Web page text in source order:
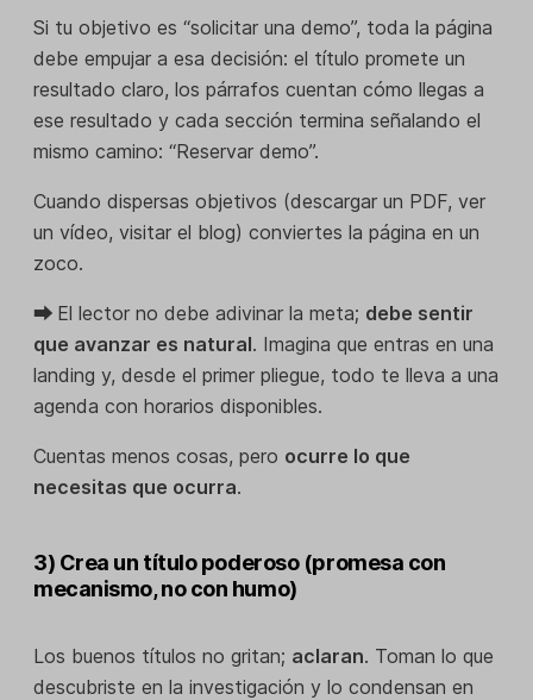
Si tu objetivo es “solicitar una demo”, toda la página
debe empujar a esa decisión: el título promete un
resultado claro, los párrafos cuentan cómo llegas a
ese resultado y cada sección termina señalando el
mismo camino: “Reservar demo”.
Cuando dispersas objetivos (descargar un PDF, ver
un vídeo, visitar el blog) conviertes la página en un
zoco.
⮕ El lector no debe adivinar la meta; debe sentir
que avanzar es natural. Imagina que entras en una
landing y, desde el primer pliegue, todo te lleva a una
agenda con horarios disponibles.
Cuentas menos cosas, pero ocurre lo que
necesitas que ocurra.
3) Crea un título poderoso (promesa con
mecanismo, no con humo)
Los buenos títulos no gritan; aclaran. Toman lo que
descubriste en la investigación y lo condensan en